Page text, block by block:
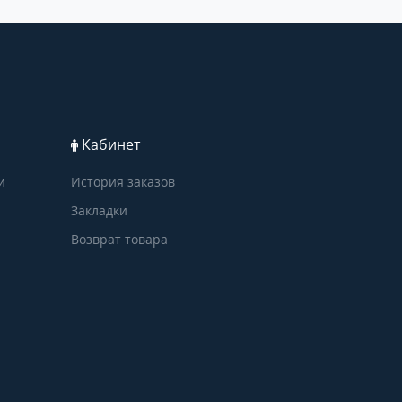
Кабинет
История заказов
Закладки
Возврат товара